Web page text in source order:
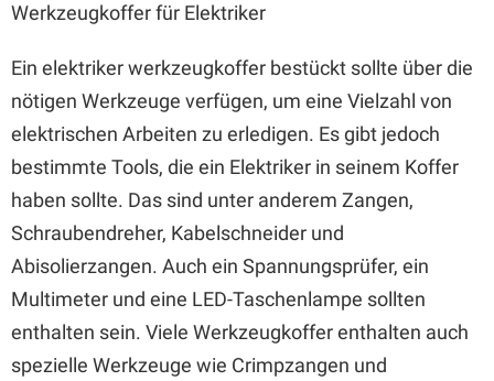
Werkzeugkoffer für Elektriker
Ein elektriker werkzeugkoffer bestückt sollte über die
nötigen Werkzeuge verfügen, um eine Vielzahl von
elektrischen Arbeiten zu erledigen. Es gibt jedoch
bestimmte Tools, die ein Elektriker in seinem Koffer
haben sollte. Das sind unter anderem Zangen,
Schraubendreher, Kabelschneider und
Abisolierzangen. Auch ein Spannungsprüfer, ein
Multimeter und eine LED-Taschenlampe sollten
enthalten sein. Viele Werkzeugkoffer enthalten auch
spezielle Werkzeuge wie Crimpzangen und